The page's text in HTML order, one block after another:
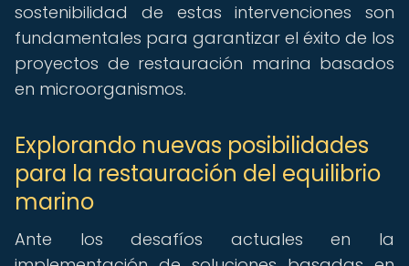
sostenibilidad de estas intervenciones son
fundamentales para garantizar el éxito de los
proyectos de restauración marina basados
en microorganismos.
Explorando nuevas posibilidades
para la restauración del equilibrio
marino
Ante los desafíos actuales en la